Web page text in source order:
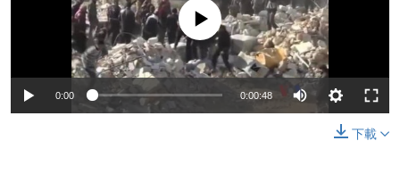
No media source currently available
0:00 0:00:48
下載